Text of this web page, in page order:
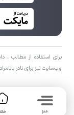
منو
برای استفاده از مطالب
وب‌سايت نیز برای نادر